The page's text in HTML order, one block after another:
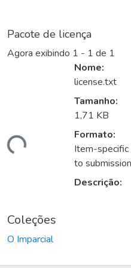
Pacote de licença
Agora exibindo 1 - 1 de 1
Nome:
license.txt
Tamanho:
1,71 KB
Formato:
Item-specific
to submission
Descrição:
Coleções
O Imparcial